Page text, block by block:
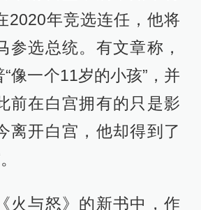
2020年竞选连任，他将
参选总统。有文章称，
像一个11岁的小孩”，并
前在白宫拥有的只是影
离开白宫，他却得到了
火与怒》的新书中，作